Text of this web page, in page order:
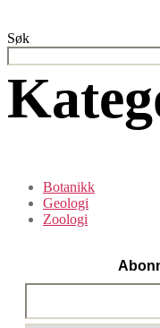
Søk
Botanikk
Geologi
Zoologi